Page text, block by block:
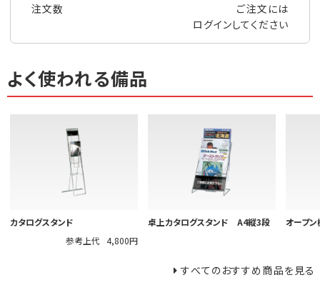
注文数
ご注文には
ログインしてください
よく使われる備品
カタログスタンド
参考上代 4,800円
卓上カタログスタンド A4縦3段 オープン
すべてのおすすめ商品を見る